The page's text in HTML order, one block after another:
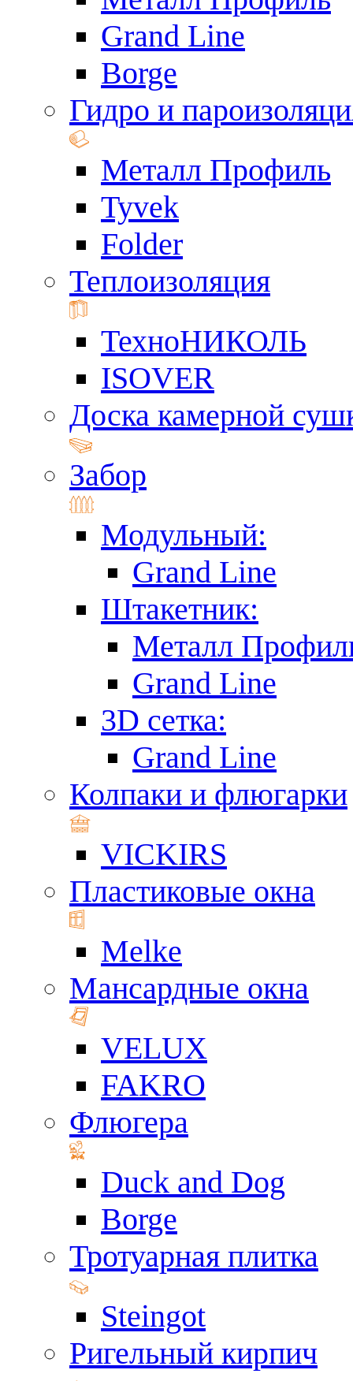
Grand Line
Borge
Гидро и
Металл Профиль
Tyvek
Folder
Теплоизоляция
ТехноНИКОЛЬ
ISOVER
Доска камерной
Забор
Модульный:
Grand Line
Штакетник:
Металл
Grand Line
3D сетка:
Grand Line
Колпаки и флюгарки
VICKIRS
Пластиковые окна
Melke
Мансардные окна
VELUX
FAKRO
Флюгера
Duck and Dog
Borge
Тротуарная плитка
Steingot
Ригельный кирпич